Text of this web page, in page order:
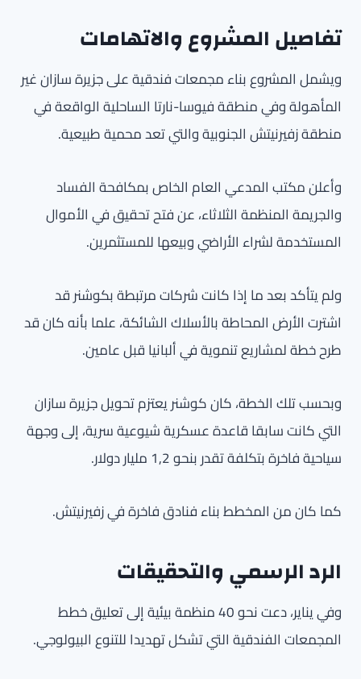
تفاصيل المشروع والاتهامات
ويشمل المشروع بناء مجمعات فندقية على جزيرة سازان غير
المأهولة وفي منطقة فيوسا-نارتا الساحلية الواقعة في
منطقة زفيرنيتش الجنوبية والتي تعد محمية طبيعية.
وأعلن مكتب المدعي العام الخاص بمكافحة الفساد
والجريمة المنظمة الثلاثاء، عن فتح تحقيق في الأموال
المستخدمة لشراء الأراضي وبيعها للمستثمرين.
ولم يتأكد بعد ما إذا كانت شركات مرتبطة بكوشنر قد
اشترت الأرض المحاطة بالأسلاك الشائكة، علما بأنه كان قد
طرح خطة لمشاريع تنموية في ألبانيا قبل عامين.
وبحسب تلك الخطة، كان كوشنر يعتزم تحويل جزيرة سازان
التي كانت سابقا قاعدة عسكرية شيوعية سرية، إلى وجهة
سياحية فاخرة بتكلفة تقدر بنحو 1,2 مليار دولار.
كما كان من المخطط بناء فنادق فاخرة في زفيرنيتش.
الرد الرسمي والتحقيقات
وفي يناير، دعت نحو 40 منظمة بيئية إلى تعليق خطط
المجمعات الفندقية التي تشكل تهديدا للتنوع البيولوجي.